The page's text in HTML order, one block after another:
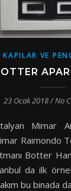
KAPILAR VE
23 Ocak 2018/No
Mimar
Raimondo
Botter
da ilk
bu binada